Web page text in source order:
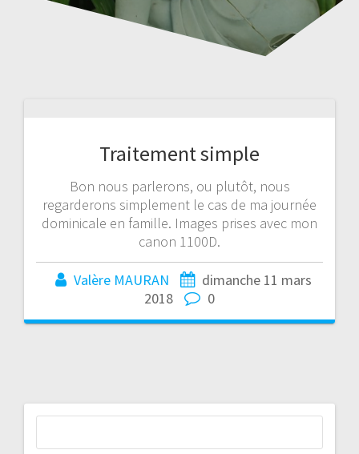
Traitement simple
Bon nous parlerons, ou plutôt, nous
regarderons simplement le cas de ma journée
dominicale en famille. Images prises avec mon
canon 1100D.
Valère MAURAN
dimanche 11 mars
2018
0